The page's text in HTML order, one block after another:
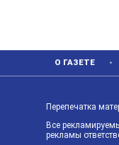
О ГАЗЕТЕ
Перепечатка
Все
рекламы